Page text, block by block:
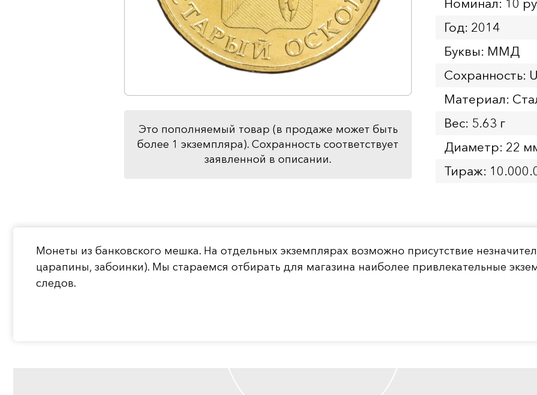
Это пополняемый товар (в продаже может быть
более 1 экземпляра). Сохранность соответствует
заявленной в описании.
Номинал: 10
Год: 2014
Буквы: ММД
Сохранность:
Материал:
Вес: 5.63 г
Диаметр: 22
Тираж:
Монеты из банковского мешка. На отдельных экземплярах возможно присутствие
царапины, забоинки). Мы стараемся отбирать для магазина наиболее привлекательные
следов.